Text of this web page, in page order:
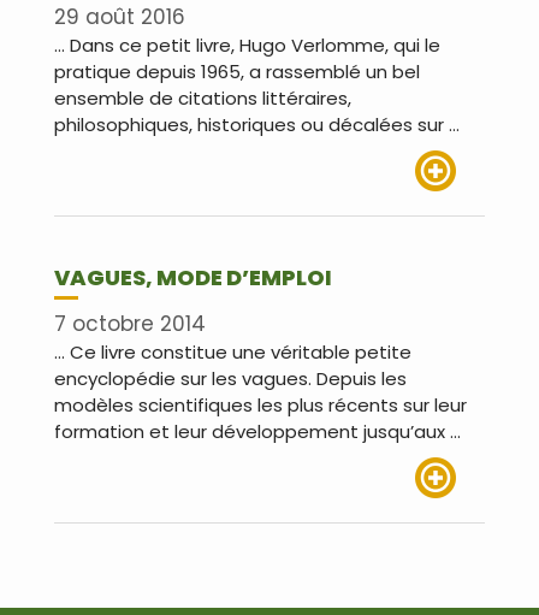
29 août 2016
… Dans ce petit livre, Hugo Verlomme, qui le
pratique depuis 1965, a rassemblé un bel
ensemble de citations littéraires,
philosophiques, historiques ou décalées sur …
VAGUES, MODE D’EMPLOI
7 octobre 2014
… Ce livre constitue une véritable petite
encyclopédie sur les vagues. Depuis les
modèles scientifiques les plus récents sur leur
formation et leur développement jusqu’aux …